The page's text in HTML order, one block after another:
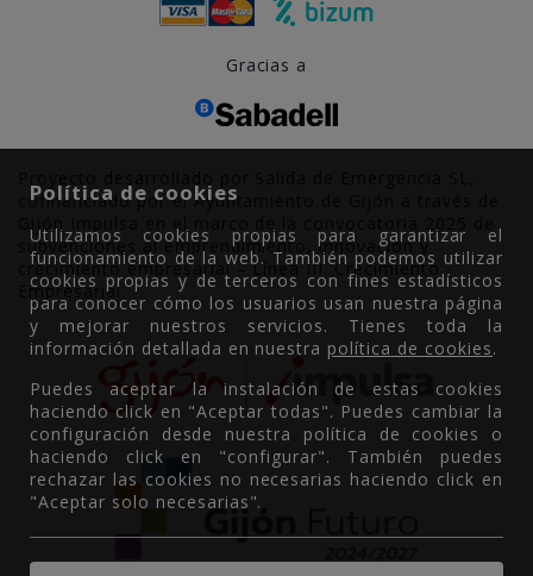
Gracias a
cofinanciado por el Ayuntamiento de Gijón a través de
Gijón Impulsa en el marco de la convocatoria 2025 de
subvenciones al emprendimiento, innovación y
crecimiento empresarial – Línea III. Crecimiento
Empresarial.
Política de cookies
Utilizamos cookies propias para garantizar el
funcionamiento de la web. También podemos utilizar
cookies propias y de terceros con fines estadísticos
para conocer cómo los usuarios usan nuestra página
y mejorar nuestros servicios. Tienes toda la
información detallada en nuestra política de cookies.
Puedes aceptar la instalación de estas cookies
haciendo click en "Aceptar todas". Puedes cambiar la
configuración desde nuestra política de cookies o
haciendo click en "configurar". También puedes
rechazar las cookies no necesarias haciendo click en
"Aceptar solo necesarias".